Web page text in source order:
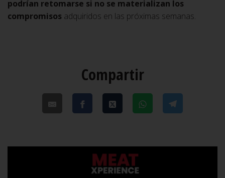
podrían retomarse si no se materializan los
compromisos adquiridos en las próximas semanas.
Compartir